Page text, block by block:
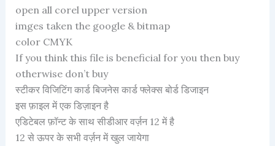
open all corel upper version
imges taken the google & bitmap
color CMYK
If you think this file is beneficial for you then buy
otherwise don’t buy
स्टीकर विजिटिंग कार्ड बिजनेस कार्ड फ्लेक्स बोर्ड डिजाइन
इस फ़ाइल में एक डिज़ाइन है
एडिटेबल फ़ॉन्ट के साथ सीडीआर वर्ज़न 12 में है
12 से ऊपर के सभी वर्ज़न में खुल जायेगा